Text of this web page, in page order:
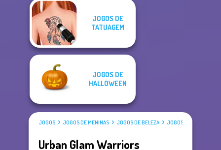
JOGOS DE
TATUAGEM
JOGOS DE
HALLOWEEN
JOGOS JOGOS DE MENINAS JOGOS DE BELEZA JOGOS DE MAQUIAGEM
Urban Glam Warriors